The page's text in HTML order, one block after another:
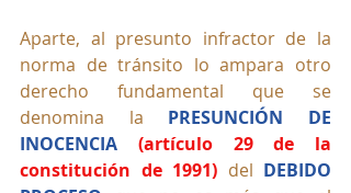
Aparte, al presunto infractor de la
norma de tránsito lo ampara otro
derecho fundamental que se
denomina la
PRESUNCIÓN DE
INOCENCIA
(artículo 29 de la
constitución de 1991) del DEBIDO